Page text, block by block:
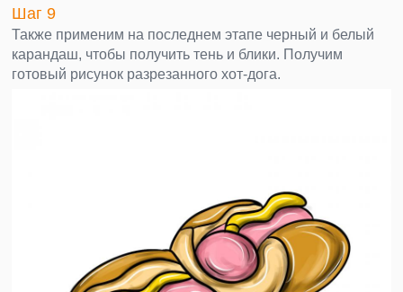
Шаг 9
Также применим на последнем этапе черный и белый
карандаш, чтобы получить тень и блики. Получим
готовый рисунок разрезанного хот-дога.